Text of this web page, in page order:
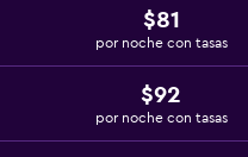
$81
por noche con tasas
$92
por noche con tasas